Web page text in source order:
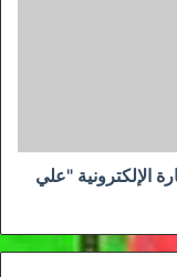
الإلكترونية "علي